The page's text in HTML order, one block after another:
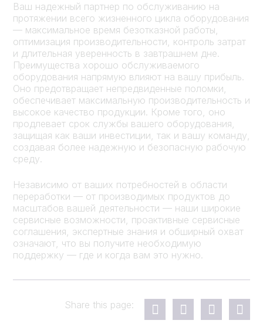
Ваш надежный партнер по обслуживанию на
протяжении всего жизненного цикла оборудования
— максимальное время безотказной работы,
оптимизация производительности, контроль затрат
и длительная уверенность в завтрашнем дне.
Преимущества хорошо обслуживаемого
оборудования напрямую влияют на вашу прибыль.
Оно предотвращает непредвиденные поломки,
обеспечивает максимальную производительность и
высокое качество продукции. Кроме того, оно
продлевает срок службы вашего оборудования,
защищая как ваши инвестиции, так и вашу команду,
создавая более надежную и безопасную рабочую
среду.
Независимо от ваших потребностей в области
переработки — от производимых продуктов до
масштабов вашей деятельности — наши широкие
сервисные возможности, проактивные сервисные
соглашения, экспертные знания и обширный охват
означают, что вы получите необходимую
поддержку — где и когда вам это нужно.
Share this page: